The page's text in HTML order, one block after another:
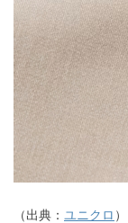
（出典： ユニクロ ）